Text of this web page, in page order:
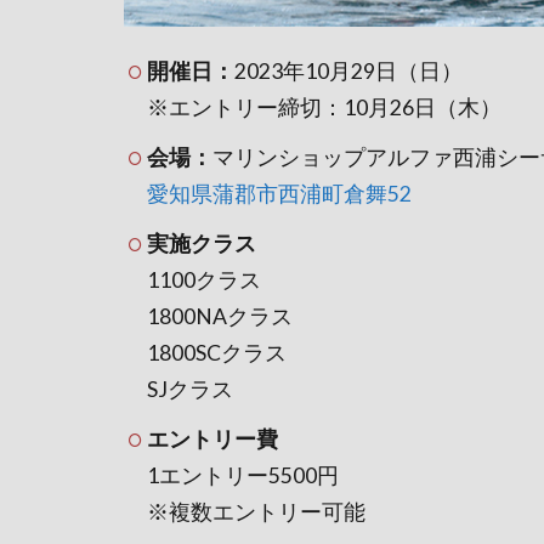
開催日： 2023年10月29日（日）
※エントリー締切：10月26日（木）
会場： マリンショップアルファ西浦シ
愛知県蒲郡市西浦町倉舞52
実施クラス
1100クラス
1800NAクラス
1800SCクラス
SJクラス
エントリー費
1エントリー5500円
※複数エントリー可能